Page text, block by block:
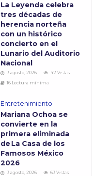
La Leyenda celebra
tres décadas de
herencia norteña
con un histórico
concierto en el
Lunario del Auditorio
Nacional
3 agosto, 2026
42 Vistas
16 Lectura mínima
Entretenimiento
Mariana Ochoa se
convierte en la
primera eliminada
de La Casa de los
Famosos México
2026
3 agosto, 2026
63 Vistas